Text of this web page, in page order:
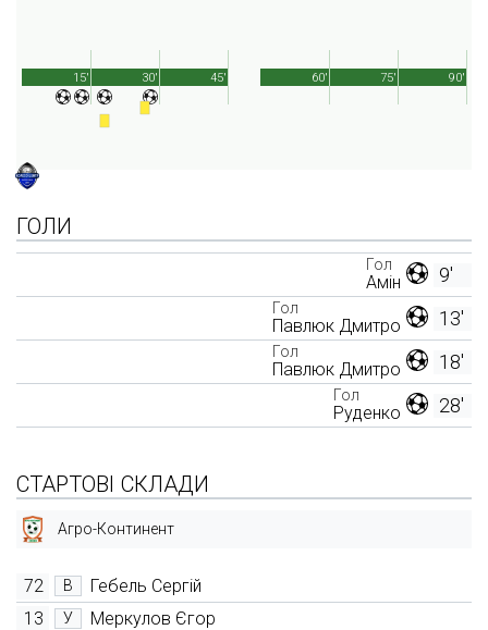
45'
15' 30' 90'
60' 75'
ГОЛИ
9'
Гол
Амін
13'
Гол
Павлюк Дмитро
18'
Гол
Павлюк Дмитро
28'
Гол
Руденко
СТАРТОВІ СКЛАДИ
Агро-Континент
72 В
Гебель Сергій
13
У
Меркулов Єгор